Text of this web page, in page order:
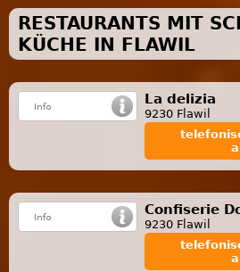
RESTAURANTS MIT
KÜCHE IN FLAWIL
La delizia
9230 Flawil
Confiserie
9230 Flawil